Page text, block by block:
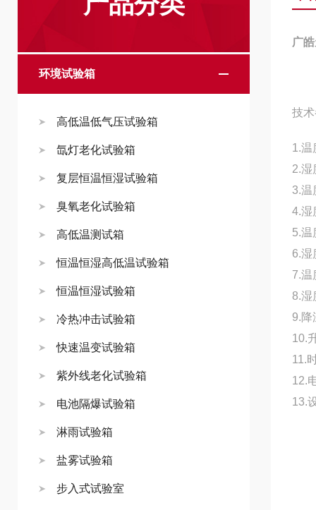
环境试验箱
高低温低气压试验箱
氙灯老化试验箱
复层恒温恒湿试验箱
臭氧老化试验箱
高低温测试箱
恒温恒湿高低温试验箱
恒温恒湿试验箱
冷热冲击试验箱
快速温变试验箱
紫外线老化试验箱
电池隔爆试验箱
淋雨试验箱
盐雾试验箱
步入式试验室
广
技
1.
2.湿
3.温
4.湿
5.
6.湿
7.
8.湿
9.
10.
11.
12.
13.